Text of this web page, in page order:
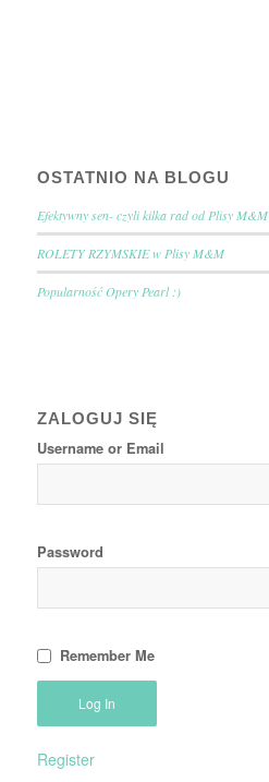
OSTATNIO NA BLOGU
Efektywny sen- czyli kilka rad od Plisy M&M
ROLETY RZYMSKIE w Plisy M&M
Popularność Opery Pearl :)
ZALOGUJ SIĘ
Username or Email
Password
Remember Me
Register